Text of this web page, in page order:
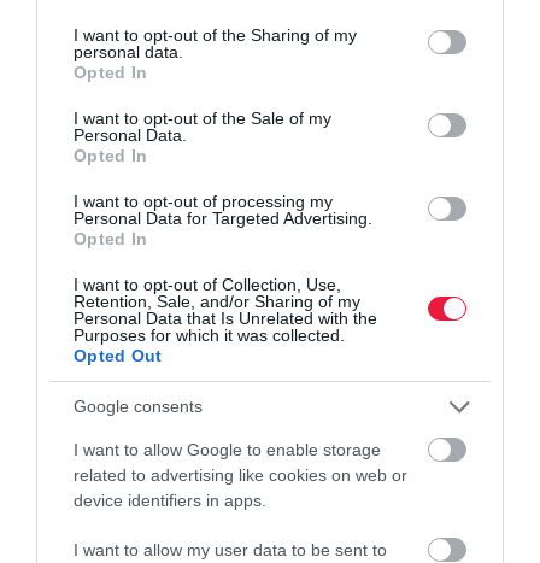
not limited to your visit or usage behaviour. You may click to
grant or deny consent to Google and its third-party tags to
use your data for below specified purposes in below Google
consent section.
I want to opt-out of the Sharing of my
personal data.
Opted In
I want to opt-out of the Sale of my
Personal Data.
Opted In
I want to opt-out of processing my
Personal Data for Targeted Advertising.
Opted In
I want to opt-out of Collection, Use,
Retention, Sale, and/or Sharing of my
Personal Data that Is Unrelated with the
Purposes for which it was collected.
Opted Out
Google consents
I want to allow Google to enable storage
related to advertising like cookies on web or
device identifiers in apps.
I want to allow my user data to be sent to